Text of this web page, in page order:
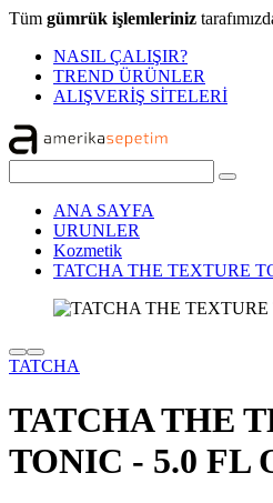
Tüm gümrük işlemleriniz
NASIL ÇALIŞIR?
TREND ÜRÜNLER
ALIŞVERİŞ SİTELERİ
ANA SAYFA
URUNLER
Kozmetik
TATCHA THE TEXTURE
TATCHA
TATCHA THE
TONIC - 5.0 FL